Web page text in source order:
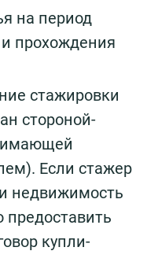
на период
прохождения
стажировки
стороной-
Если стажер
недвижимость
купли-